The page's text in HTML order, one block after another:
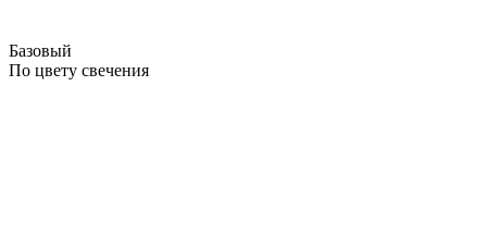
Базовый
По цвету свечения